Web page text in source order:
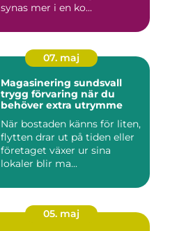
synas mer i en ko...
07. maj
Magasinering sundsvall
trygg förvaring när du
behöver extra utrymme
När bostaden känns för liten,
flytten drar ut på tiden eller
företaget växer ur sina
lokaler blir ma...
05. maj